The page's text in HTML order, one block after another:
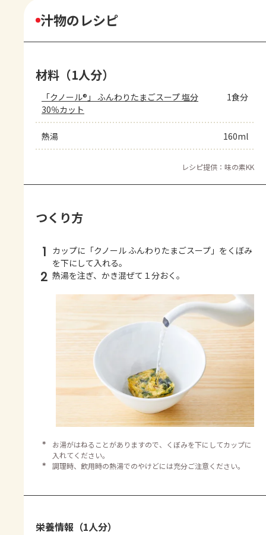
汁物のレシピ
材料（1人分）
「クノール®」 ふんわりたまごスープ 塩分
30％カット
1食分
熱湯 160ml
レシピ提供：味の素KK
つくり方
1 カップに「クノール ふんわりたまごスープ」をくぼみ
を下にして入れる。
2 熱湯を注ぎ、かき混ぜて１分おく。
＊
お湯がはねることがありますので、くぼみを下にしてカップに
入れてください。
＊
調理時、飲用時の熱湯でのやけどには充分ご注意ください。
栄養情報（1人分）